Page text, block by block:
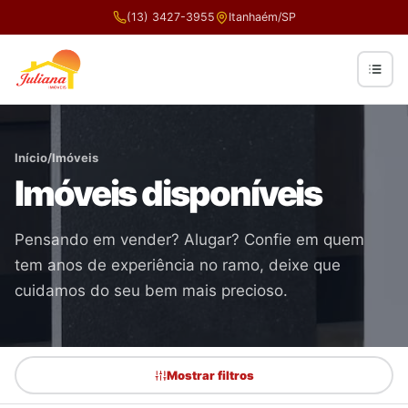
(13) 3427-3955 Itanhaém/SP
Início/Imóveis
Imóveis disponíveis
Pensando em vender? Alugar? Confie em quem
tem anos de experiência no ramo, deixe que
cuidamos do seu bem mais precioso.
Mostrar filtros